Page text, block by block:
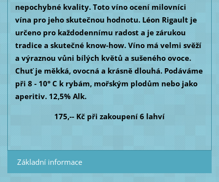
nepochybné kvality. Toto víno ocení milovníci
vína pro jeho skutečnou hodnotu. Léon Rigault je
určeno pro každodennímu radost a je zárukou
tradice a skutečné know-how. Víno má velmi svěží
a výraznou vůni bílých květů a sušeného ovoce.
Chuť je měkká, ovocná a krásně dlouhá. Podáváme
při 8 - 10° C k rybám, mořským plodům nebo jako
aperitiv. 12,5% Alk.
175,-- Kč při zakoupení 6 lahví
Základní informace